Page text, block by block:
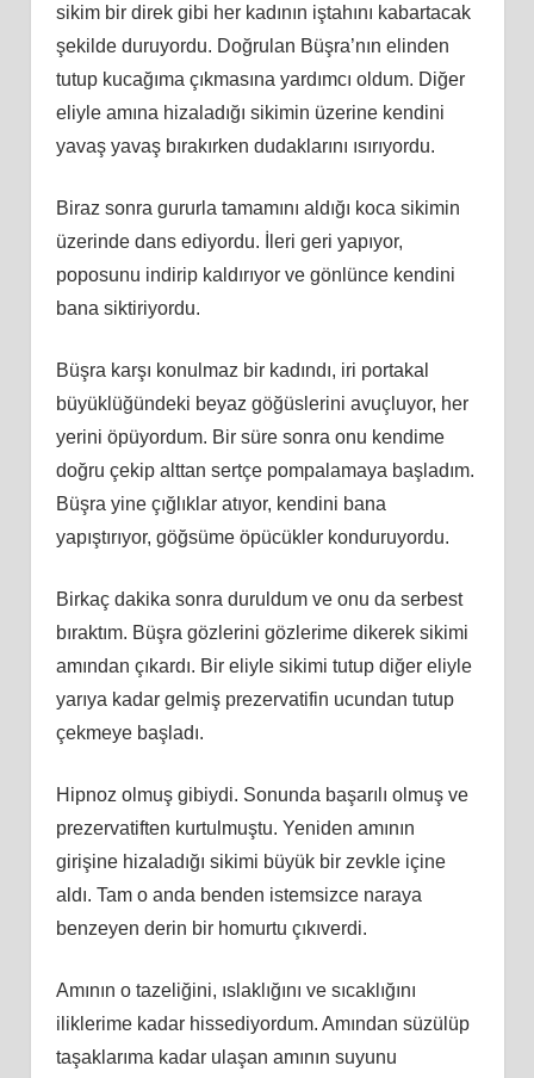
sikim bir direk gibi her kadının iştahını kabartacak
şekilde duruyordu. Doğrulan Büşra’nın elinden
tutup kucağıma çıkmasına yardımcı oldum. Diğer
eliyle amına hizaladığı sikimin üzerine kendini
yavaş yavaş bırakırken dudaklarını ısırıyordu.
Biraz sonra gururla tamamını aldığı koca sikimin
üzerinde dans ediyordu. İleri geri yapıyor,
poposunu indirip kaldırıyor ve gönlünce kendini
bana siktiriyordu.
Büşra karşı konulmaz bir kadındı, iri portakal
büyüklüğündeki beyaz göğüslerini avuçluyor, her
yerini öpüyordum. Bir süre sonra onu kendime
doğru çekip alttan sertçe pompalamaya başladım.
Büşra yine çığlıklar atıyor, kendini bana
yapıştırıyor, göğsüme öpücükler konduruyordu.
Birkaç dakika sonra duruldum ve onu da serbest
bıraktım. Büşra gözlerini gözlerime dikerek sikimi
amından çıkardı. Bir eliyle sikimi tutup diğer eliyle
yarıya kadar gelmiş prezervatifin ucundan tutup
çekmeye başladı.
Hipnoz olmuş gibiydi. Sonunda başarılı olmuş ve
prezervatiften kurtulmuştu. Yeniden amının
girişine hizaladığı sikimi büyük bir zevkle içine
aldı. Tam o anda benden istemsizce naraya
benzeyen derin bir homurtu çıkıverdi.
Amının o tazeliğini, ıslaklığını ve sıcaklığını
iliklerime kadar hissediyordum. Amından süzülüp
taşaklarıma kadar ulaşan amının suyunu